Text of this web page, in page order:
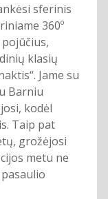
sferinis
360º
klasių
Jame su
Barniu
kodėl
Taip pat
grožėjosi
metu ne